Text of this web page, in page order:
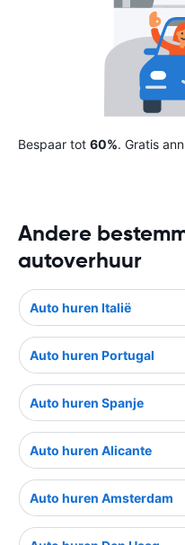
Bespaar tot 60%. Gratis
Andere
autoverhuur
Auto huren Italië
Auto huren Portugal
Auto huren Spanje
Auto huren Alicante
Auto huren Amsterdam